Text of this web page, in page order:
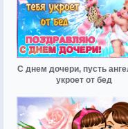
С днем дочери, пусть
укроет от бед